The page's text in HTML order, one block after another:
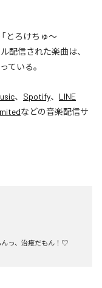
とろけちゅ〜
配信された楽曲は、
ている。
、 Spotify、 LINE
などの音楽配信サ
んっ、治癒だもん！♡